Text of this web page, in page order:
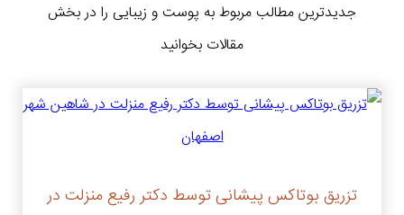
جدیدترین مطالب مربوط به پوست و زیبایی را در بخش
مقالات بخوانید
تزریق بوتاکس پیشانی توسط دکتر رفیع منزلت در